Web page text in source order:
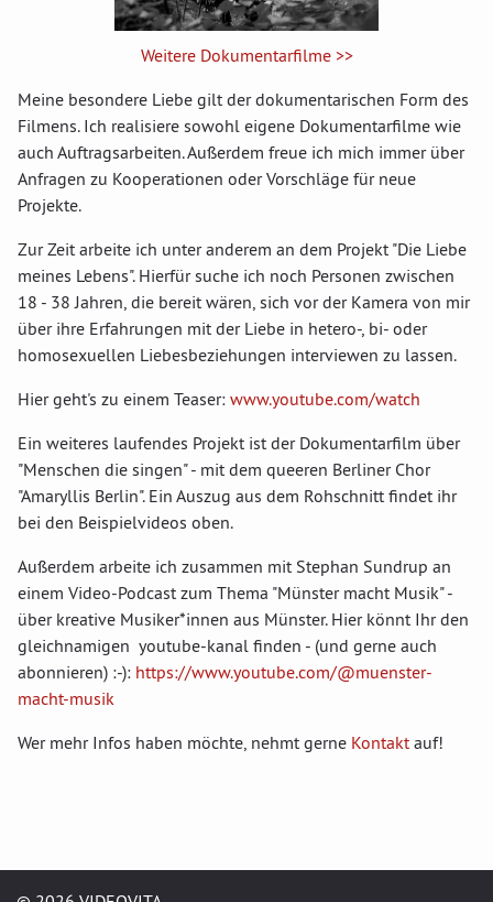
Weitere Dokumentarfilme >>
Meine besondere Liebe gilt der dokumentarischen Form des
Filmens. Ich realisiere sowohl eigene Dokumentarfilme wie
auch Auftragsarbeiten. Außerdem freue ich mich immer über
Anfragen zu Kooperationen oder Vorschläge für neue
Projekte.
Zur Zeit arbeite ich unter anderem an dem Projekt "Die Liebe
meines Lebens". Hierfür suche ich noch Personen zwischen
18 - 38 Jahren, die bereit wären, sich vor der Kamera von mir
über ihre Erfahrungen mit der Liebe in hetero-, bi- oder
homosexuellen Liebesbeziehungen interviewen zu lassen.
Hier geht's zu einem Teaser: www.youtube.com/watch
Ein weiteres laufendes Projekt ist der Dokumentarfilm über
"Menschen die singen" - mit dem queeren Berliner Chor
"Amaryllis Berlin". Ein Auszug aus dem Rohschnitt findet ihr
bei den Beispielvideos oben.
Außerdem arbeite ich zusammen mit Stephan Sundrup an
einem Video-Podcast zum Thema "Münster macht Musik" -
über kreative Musiker*innen aus Münster. Hier könnt Ihr den
gleichnamigen youtube-kanal finden - (und gerne auch
abonnieren) :-): https://www.youtube.com/@muenster-
macht-musik
Wer mehr Infos haben möchte, nehmt gerne Kontakt auf!